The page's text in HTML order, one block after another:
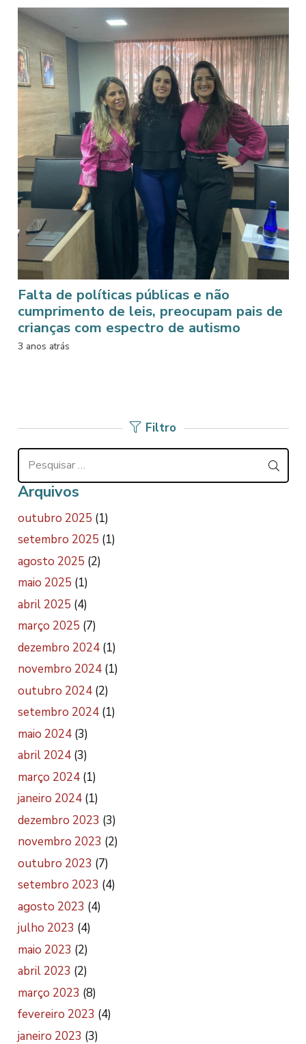
Falta de políticas públicas e não
cumprimento de leis, preocupam pais de
crianças com espectro de autismo
3 anos atrás
Filtro
Pesquisar
por:
Arquivos
outubro 2025 (1)
setembro 2025 (1)
agosto 2025 (2)
maio 2025 (1)
abril 2025 (4)
março 2025 (7)
dezembro 2024(1)
novembro 2024(1)
outubro 2024(2)
setembro 2024(1)
maio 2024(3)
abril 2024(3)
março 2024(1)
janeiro 2024(1)
dezembro 2023 (3)
novembro 2023 (2)
outubro 2023 (7)
setembro 2023 (4)
agosto 2023 (4)
julho 2023 (4)
maio 2023 (2)
abril 2023 (2)
março 2023 (8)
fevereiro 2023 (4)
janeiro 2023 (3)